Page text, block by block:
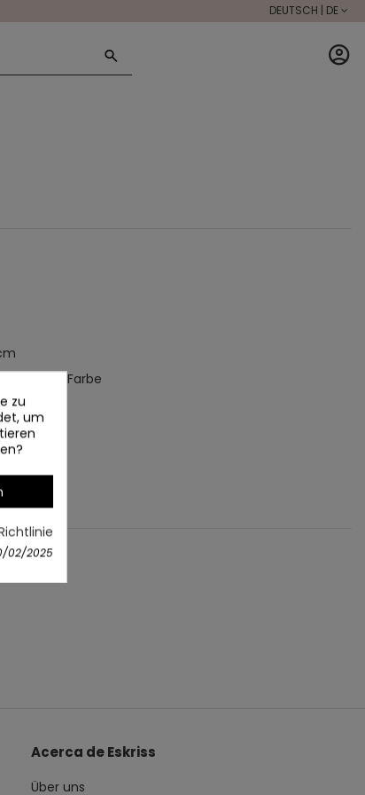
DEUTSCH | DE
und Farbe
Acerca de Eskriss
Über uns
zu
um
02/2025